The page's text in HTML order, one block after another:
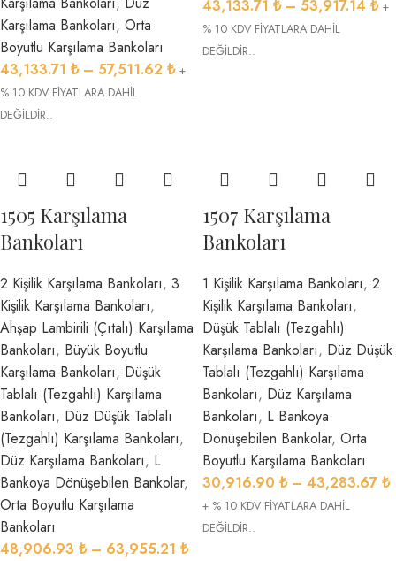
Karşılama Bankoları, Orta
Boyutlu Karşılama Bankoları
43,133.71 ₺ – 57,511.62 ₺ +
% 10 KDV FİYATLARA DAHİL
DEĞİLDİR..
43,133.71 ₺ – 53,917.14 ₺ +
% 10 KDV FİYATLARA DAHİL
DEĞİLDİR..
1505 Karşılama
Bankoları
2 Kişilik Karşılama Bankoları, 3
Kişilik Karşılama Bankoları,
Ahşap Lambirili (Çıtalı) Karşılama
Bankoları, Büyük Boyutlu
Karşılama Bankoları, Düşük
Tablalı (Tezgahlı) Karşılama
Bankoları, Düz Düşük Tablalı
(Tezgahlı) Karşılama Bankoları,
Düz Karşılama Bankoları, L
Bankoya Dönüşebilen Bankolar,
Orta Boyutlu Karşılama
Bankoları
48,906.93 ₺ – 63,955.21 ₺
1507 Karşılama
Bankoları
1 Kişilik Karşılama Bankoları, 2
Kişilik Karşılama Bankoları,
Düşük Tablalı (Tezgahlı)
Karşılama Bankoları, Düz Düşük
Tablalı (Tezgahlı) Karşılama
Bankoları, Düz Karşılama
Bankoları, L Bankoya
Dönüşebilen Bankolar, Orta
Boyutlu Karşılama Bankoları
30,916.90 ₺ – 43,283.67 ₺
+ % 10 KDV FİYATLARA DAHİL
DEĞİLDİR..